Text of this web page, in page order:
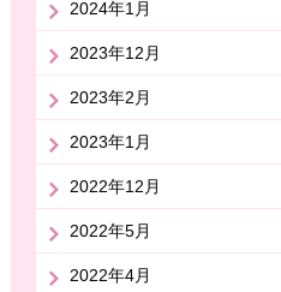
2024年1月
2023年12月
2023年2月
2023年1月
2022年12月
2022年5月
2022年4月